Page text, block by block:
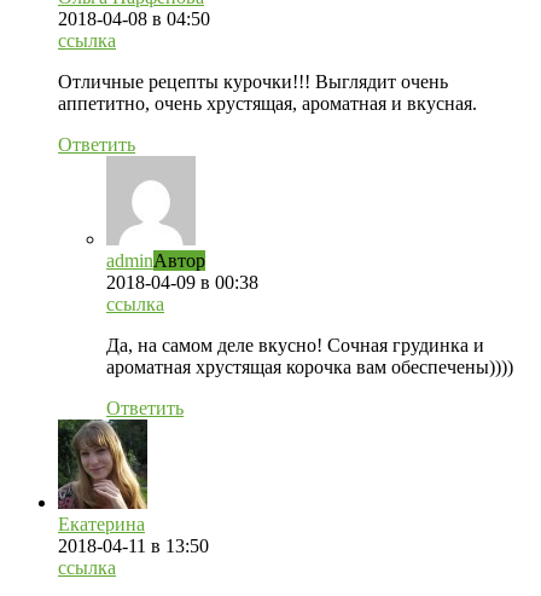
2018-04-08 в 04:50
ссылка
Отличные рецепты курочки!!! Выглядит очень
аппетитно, очень хрустящая, ароматная и вкусная.
Ответить
adminАвтор
2018-04-09 в 00:38
ссылка
Да, на самом деле вкусно! Сочная грудинка и
ароматная хрустящая корочка вам обеспечены))))
Ответить
Екатерина
2018-04-11 в 13:50
ссылка